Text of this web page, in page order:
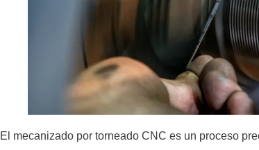
El mecanizado por torneado CNC es un proceso